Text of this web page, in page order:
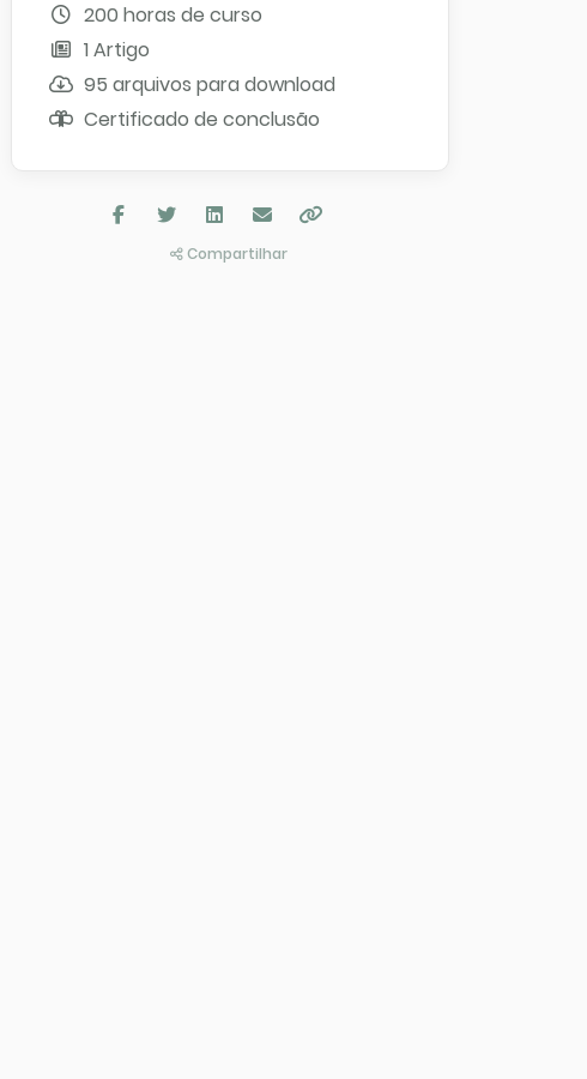
200 horas de curso
1 Artigo
95 arquivos para download
Certificado de conclusão
Compartilhar